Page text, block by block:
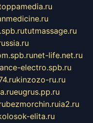
tutmassage.ru
net-life.net.ru
electro.spb.ru
kinzozo-ru.ru
eugrus.pp.ru
bezmorchin.ruia2.ru
elita.ru